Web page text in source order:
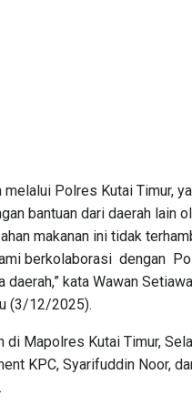
Polres Kutai Timur,
bantuan dari daerah lain
makanan ini tidak
berkolaborasi dengan
kata Wawan
(3/12/2025).
di Mapolres Kutai Timur,
KPC, Syarifuddin Noor,